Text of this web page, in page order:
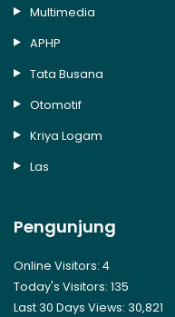
Multimedia
APHP
Tata Busana
Otomotif
Kriya Logam
Las
Pengunjung
Online Visitors: 4
Today's Visitors: 135
Last 30 Days Views: 30,821